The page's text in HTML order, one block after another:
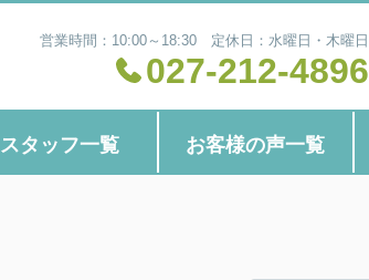
営業時間：10:00～18:30 定休日：水曜日・木曜日
027-212-4896
スタッフ一覧 お客様の声一覧